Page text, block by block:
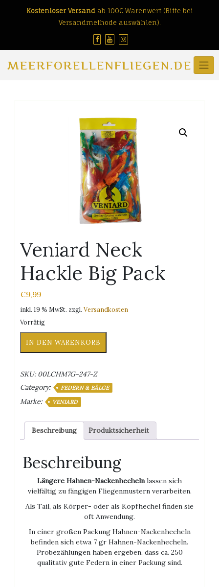
Kostenloser Versandab 100€ Warenwert (Bitte bei
Versandmethode auswählen).
MEERFORELLENFLIEGEN.DE
Veniard Neck
Hackle Big Pack
€9,99
inkl. 19 % MwSt. zzgl. Versandkosten
Vorrätig
Neck
Pack
Menge
IN DEN WARENKORB
SKU: 00LCHM7G-247-Z
Category:
FEDERN & BÄLGE
Marke: VENIARD
Beschreibung Produktsicherheit
Beschreibung
Längere Hahnen-Nackenhechelnlassen sich
vielfältig zu fängigen Fliegenmustern verarbeiten.
Als Tail, als Körper- oder als Kopfhechel finden sie
oft Anwendung.
In einer großen Packung Hahnen-Nackenhecheln
befinden sich etwa 7 gr Hahnen-Nackenhecheln.
Probezählungen haben ergeben, dass ca. 250
qualitativ gute Federn in einer Packung sind.